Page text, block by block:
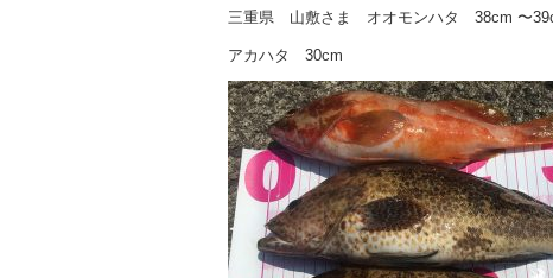
三重県 山敷さま オオモンハタ 38cm 〜
アカハタ 30cm